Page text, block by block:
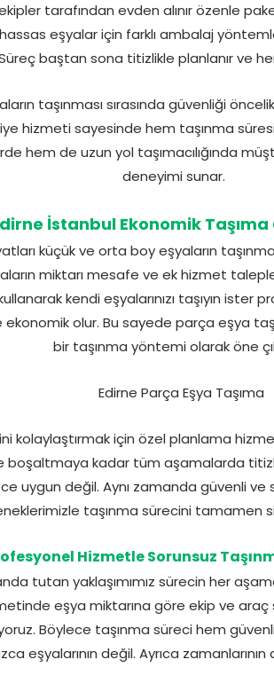
tarafından evden alınır özenle
eşyalar için farklı ambalaj
baştan sona titizlikle planlanır ve
taşınması sırasında güvenliği
hizmeti sayesinde hem taşınma
hem de uzun yol taşımacılığında
deneyimi sunar.
İstanbul Ekonomik
küçük ve orta boy eşyaların
miktarı mesafe ve ek hizmet
kendi eşyalarınızı taşıyın ister
olur. Bu sayede parça eşya
bir taşınma yöntemi olarak öne
kolaylaştırmak için özel planlama
kadar tüm aşamalarda
uygun değil. Aynı zamanda güvenli ve
taşınma sürecini tamamen
Hizmetle Sorunsuz
tutan yaklaşımımız sürecin her
eşya miktarına göre ekip ve araç
Böylece taşınma süreci hem
eşyalarının değil. Ayrıca